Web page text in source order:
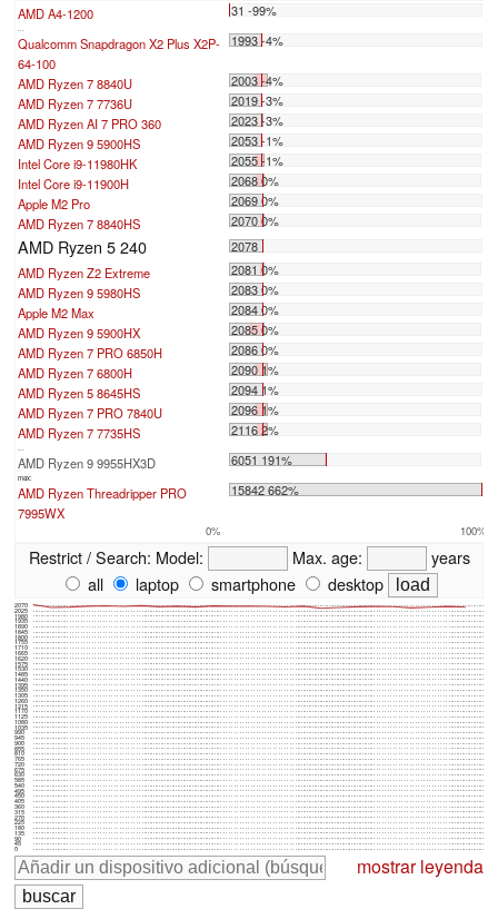
AMD A4-1200 31 -99%
...
Qualcomm Snapdragon X2 Plus X2P-
64-100
1993 -4%
AMD Ryzen 7 8840U
2003 -4%
AMD Ryzen 7 7736U
2019 -3%
AMD Ryzen AI 7 PRO 360
2023 -3%
AMD Ryzen 9 5900HS
2053 -1%
Intel Core i9-11980HK
2055 -1%
Intel Core i9-11900H
2068 0%
Apple M2 Pro
2069 0%
AMD Ryzen 7 8840HS
2070 0%
AMD Ryzen 5 240
2078
AMD Ryzen Z2 Extreme
2081 0%
AMD Ryzen 9 5980HS
2083 0%
Apple M2 Max
2084 0%
AMD Ryzen 9 5900HX
2085 0%
AMD Ryzen 7 PRO 6850H
2086 0%
AMD Ryzen 7 6800H
2090 1%
AMD Ryzen 5 8645HS
2094 1%
AMD Ryzen 7 PRO 7840U
2096 1%
AMD Ryzen 7 7735HS
2116 2%
...
AMD Ryzen 9 9955HX3D 6051 191%
max:
AMD Ryzen Threadripper PRO
7995WX
15842 662%
0% 100%
Restrict / Search: Model: Max. age:
years
all
laptop smartphone desktop
0
45
90
135
180
225
270
315
360
405
450
495
540
585
630
675
720
765
810
855
900
945
990
1035
1080
1125
1170
1215
1260
1305
1350
1395
1440
1485
1530
1575
1620
1665
1710
1755
1800
1845
1890
1935
1980
2025
2070
mostrar leyenda